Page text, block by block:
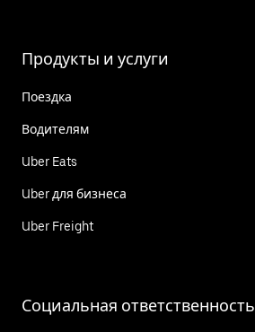
Продукты и услуги
Поездка
Водителям
Uber Eats
Uber для бизнеса
Uber Freight
Социальная ответственность